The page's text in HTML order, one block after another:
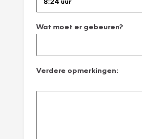
Wat moet er gebeuren?
Verdere opmerkingen: